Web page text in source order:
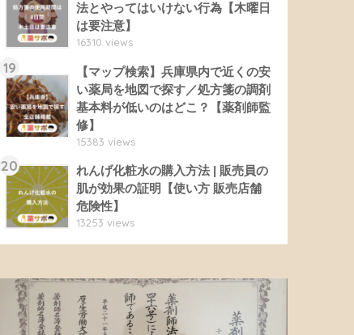
法とやってはいけない行為【木曜日
は要注意】
16310 views
19
【マップ検索】兵庫県内で近くの安
い薬局を地図で探す／処方箋の調剤
基本料が低いのはどこ？【薬剤師監
修】
15383 views
20
れんげ化粧水の購入方法 | 販売員の
肌が効果の証明【使い方 販売店舗
危険性】
13253 views